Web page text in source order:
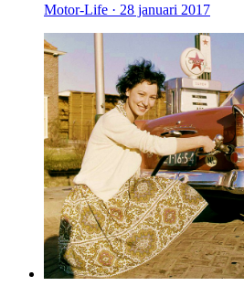
Motor-Life · 28 januari 2017